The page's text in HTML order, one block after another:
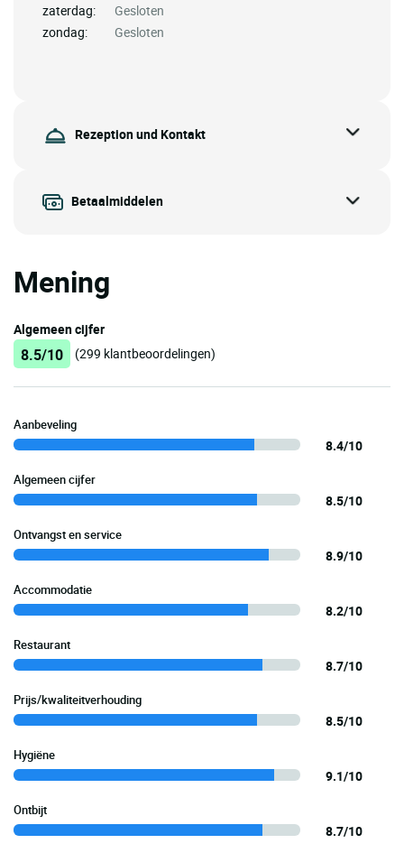
zaterdag:
Gesloten
zondag:
Gesloten
Rezeption und Kontakt
Betaalmiddelen
Mening
Algemeen cijfer
8.5/10 (299 klantbeoordelingen)
Aanbeveling
8.4/10
Algemeen cijfer
8.5/10
Ontvangst en service
8.9/10
Accommodatie
8.2/10
Restaurant
8.7/10
Prijs/kwaliteitverhouding
8.5/10
Hygiëne
9.1/10
Ontbijt
8.7/10